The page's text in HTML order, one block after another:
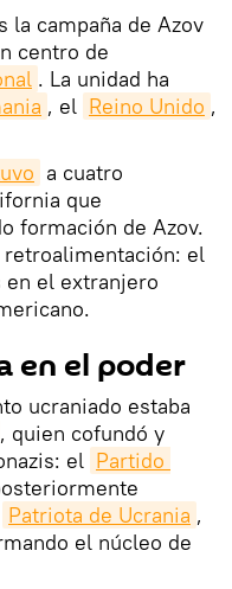
la campaña de Azov
centro de
. La unidad ha
, el Reino Unido ,
a cuatro
que
formación de Azov.
el
en el extranjero
en el poder
ucraniado estaba
, quien cofundó y
el Partido
Patriota de Ucrania ,
el núcleo de